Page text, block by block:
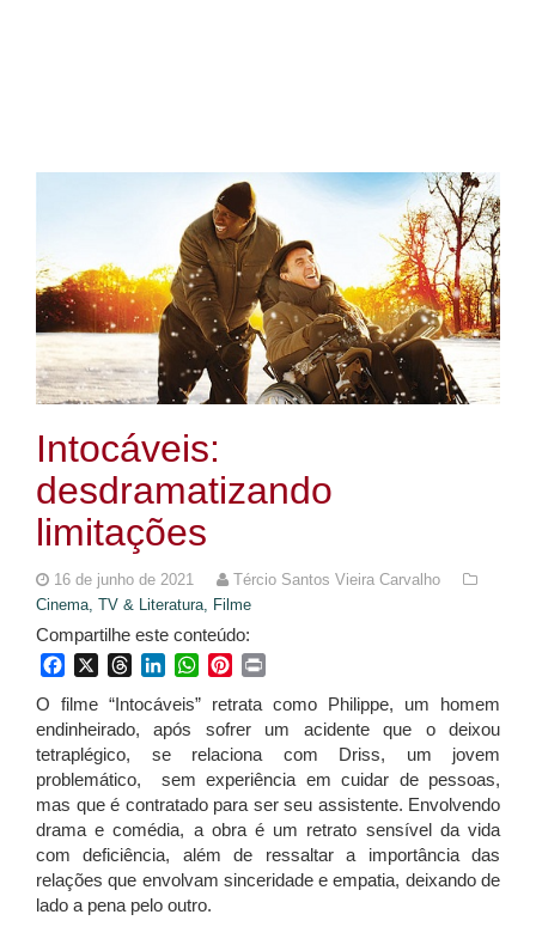
Intocáveis:
desdramatizando
limitações
16 de junho de 2021
Tércio Santos Vieira Carvalho
Cinema, TV & Literatura,
Filme
Compartilhe este conteúdo:
FacebookThreadsLinkedInWhatsApp
Pinterest
O filme “Intocáveis” retrata como Philippe, um homem
endinheirado, após sofrer um acidente que o deixou
tetraplégico, se relaciona com Driss, um jovem
problemático, sem experiência em cuidar de pessoas,
mas que é contratado para ser seu assistente. Envolvendo
drama e comédia, a obra é um retrato sensível da vida
com deficiência, além de ressaltar a importância das
relações que envolvam sinceridade e empatia, deixando de
lado a pena pelo outro.